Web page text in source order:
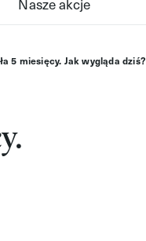
5 miesięcy. Jak wygląda dziś?